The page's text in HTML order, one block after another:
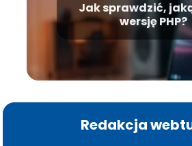
Jak sprawdzić,
wersję PHP?
Redakcja